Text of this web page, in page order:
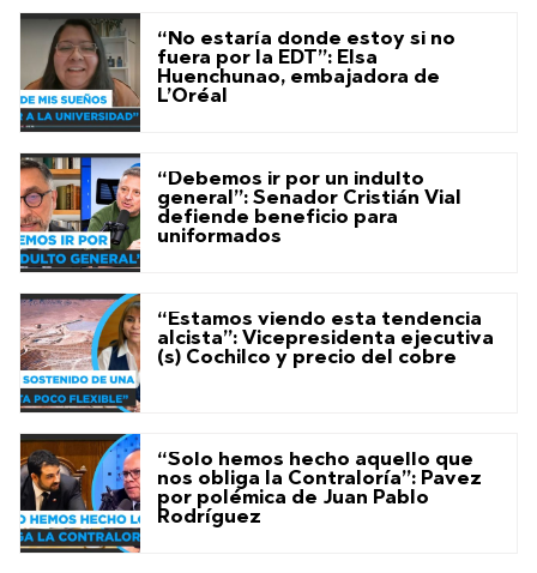
“No estaría donde estoy si no
fuera por la EDT”: Elsa
Huenchunao, embajadora de
L’Oréal
“Debemos ir por un indulto
general”: Senador Cristián Vial
defiende beneficio para
uniformados
“Estamos viendo esta tendencia
alcista”: Vicepresidenta ejecutiva
(s) Cochilco y precio del cobre
“Solo hemos hecho aquello que
nos obliga la Contraloría”: Pavez
por polémica de Juan Pablo
Rodríguez